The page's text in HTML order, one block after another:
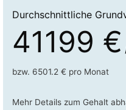
Durchschnittliche
41199 €
bzw. 6501.2 € pro Monat
Mehr Details zum Gehalt